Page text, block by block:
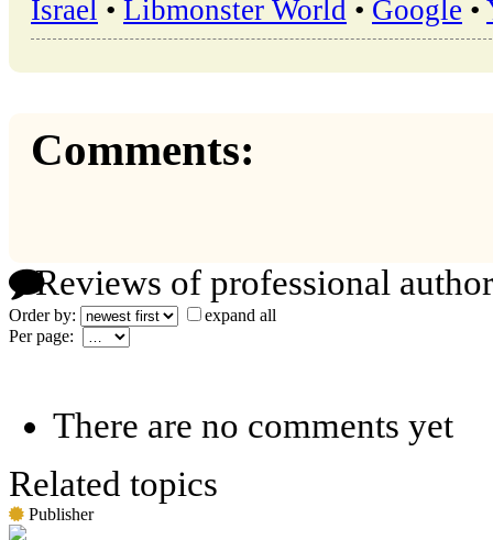
Israel • Libmonster World • Google •
Comments:
Reviews of professional
Order by:
expand all
Per page:
There are no comments yet
Related topics
Publisher